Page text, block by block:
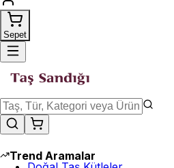
Sepet
Trend Aramalar